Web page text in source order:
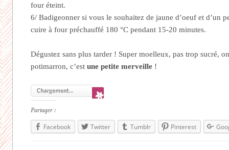
four éteint.
6/ Badigeonner si vous le souhaitez de jaune d’oeuf et d’un
cuire à four préchauffé 180 °C pendant 15-20 minutes.
Dégustez sans plus tarder ! Super moelleux, pas trop sucré,
potimarron, c’estune petite merveille !
Partager :
Facebook Twitter Tumblr Pinterest